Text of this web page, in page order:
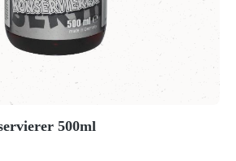
500ml